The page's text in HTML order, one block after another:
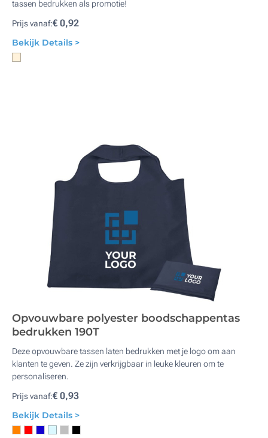
tassen bedrukken als promotie!
Prijs vanaf:€ 0,92
Bekijk Details >
Opvouwbare polyester boodschappentas
bedrukken 190T
Deze opvouwbare tassen laten bedrukken met je logo om aan
klanten te geven. Ze zijn verkrijgbaar in leuke kleuren om te
personaliseren.
Prijs vanaf:€ 0,93
Bekijk Details >